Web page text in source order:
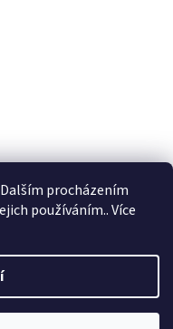
procházením
používáním.. Více